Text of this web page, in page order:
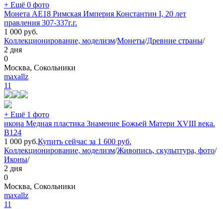
+ Ещё 0 фото
Монета АЕ18 Римская Империя Константин I, 20 лет
правления 307-337г.г.
1 000 руб.
Коллекционирование, моделизм/Монеты/Древние страны/
2 дня
0
Москва, Сокольники
maxallz
11
+ Ещё 1 фото
икона Медная пластика Знамение Божьей Матери XVIII века.
В124
1 000 руб.Купить сейчас за 1 600 руб.
Коллекционирование, моделизм/Живопись, скульптура, фото/
Иконы/
2 дня
0
Москва, Сокольники
maxallz
11